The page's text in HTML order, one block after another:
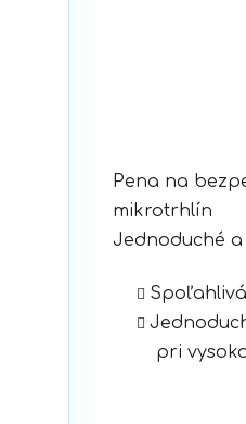
Pena na
mikrotrhlín
Jednoduché
pri